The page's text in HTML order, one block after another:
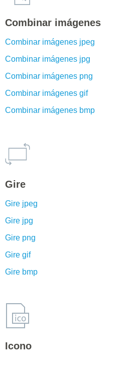
Combinar imágenes
Combinar imágenes jpeg
Combinar imágenes jpg
Combinar imágenes png
Combinar imágenes gif
Combinar imágenes bmp
Gire
Gire jpeg
Gire jpg
Gire png
Gire gif
Gire bmp
Icono